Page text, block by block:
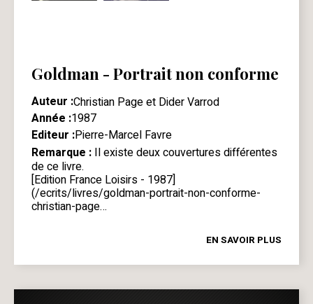
Goldman - Portrait non conforme
Auteur :Christian Page et Dider Varrod
Année :1987
Editeur :Pierre-Marcel Favre
Remarque : Il existe deux couvertures différentes
de ce livre.
[Edition France Loisirs - 1987]
(/ecrits/livres/goldman-portrait-non-conforme-
christian-page…
EN SAVOIR PLUS